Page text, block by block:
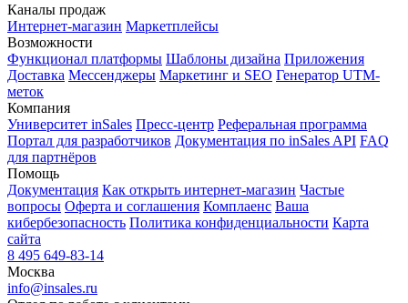
Каналы продаж
Интернет-магазин Маркетплейсы
Возможности
Функционал платформы Шаблоны дизайна Приложения
Доставка Мессенджеры Маркетинг и SEO Генератор UTM-
меток
Компания
Университет inSales Пресс-центр Реферальная программа
Портал для разработчиков Документация по inSales API FAQ
для партнёров
Помощь
Документация Как открыть интернет-магазин Частые
вопросы Оферта и соглашения Комплаенс Ваша
кибербезопасность Политика конфиденциальности Карта
сайта
8 495 649-83-14
Москва
info@insales.ru